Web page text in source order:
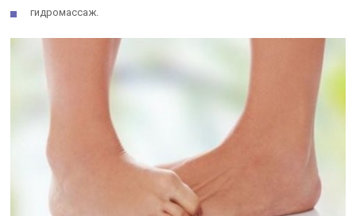
гидромассаж.